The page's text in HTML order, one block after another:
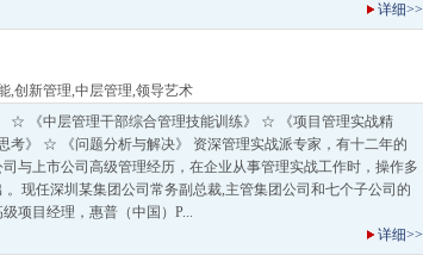
详细>>
,创新管理,中层管理,领导艺术
☆ 《中层管理干部综合管理技能训练》 ☆ 《项目管理实战精
考》 ☆ 《问题分析与解决》 资深管理实战派专家，有十二年的
与上市公司高级管理经历，在企业从事管理实战工作时，操作多
。现任深圳某集团公司常务副总裁,主管集团公司和七个子公司的
项目经理，惠普（中国）P...
详细>>